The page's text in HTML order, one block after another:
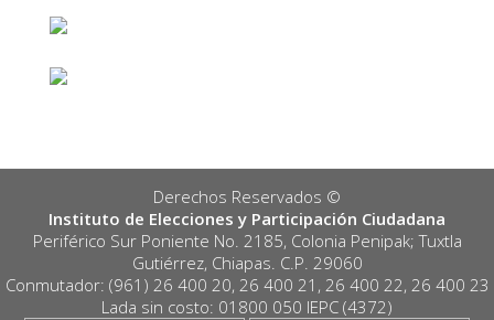
Derechos Reservados ©️
Instituto de Elecciones y Participación Ciudadana
Periférico Sur Poniente No. 2185, Colonia Penipak; Tuxtla
Gutiérrez, Chiapas. C.P. 29060
Conmutador: (961) 26 400 20, 26 400 21, 26 400 22, 26 400 23
Lada sin costo: 01800 050 IEPC (4372)